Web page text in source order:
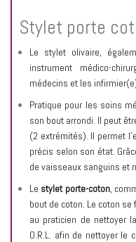
Stylet porte
Le stylet olivaire,
instrument médico-
médecins et les
Pratique pour les soins
son bout arrondi. Il peut
(2 extrémités). Il permet
précis selon son état.
de vaisseaux sanguins et
Le stylet porte-coton,
bout de coton. Le coton
au praticien de nettoyer
O.R.L. afin de nettoyer le